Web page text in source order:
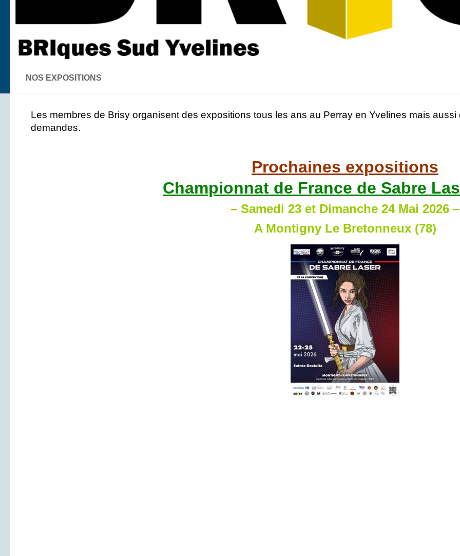
NOS EXPOSITIONS
Les membres de Brisy organisent des expositions tous les ans au Perray en Yvelines mais aussi
demandes.
Prochaines expositions
Championnat de France de Sabre
– Samedi 23 et Dimanche 24 Mai 2026 –
A Montigny Le Bretonneux (78)